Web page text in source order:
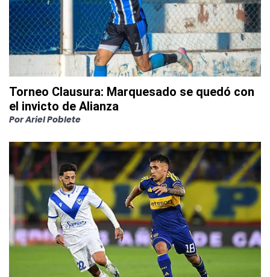
Torneo Clausura: Marquesado se quedó con
el invicto de Alianza
PorAriel Poblete